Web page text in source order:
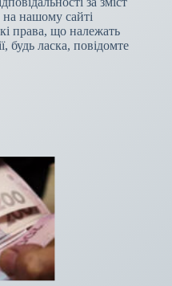
нашому сайті
права, що належать
будь ласка, повідомте